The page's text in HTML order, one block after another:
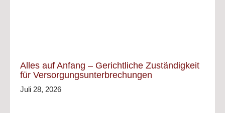
Alles auf Anfang – Gerichtliche Zuständigkeit
für Versorgungsunterbrechungen
Juli 28, 2026